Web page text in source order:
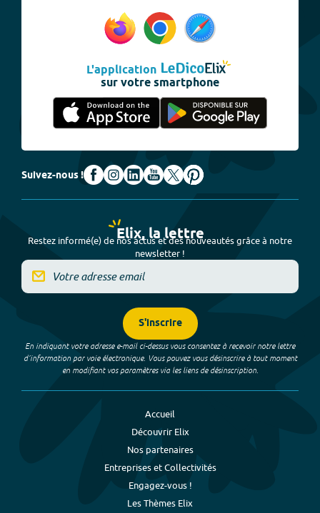
L'application
sur votre smartphone
Suivez-nous !
Elix, la lettre
Restez informé(e) de nos actus et des nouveautés grâce à notre
newsletter !
S'inscrire
En indiquant votre adresse e-mail ci-dessus vous consentez à recevoir notre lettre
d’information par voie électronique. Vous pouvez vous désinscrire à tout moment
en modifiant vos paramètres via les liens de désinscription.
Accueil
Découvrir Elix
Nos partenaires
Entreprises et Collectivités
Engagez-vous !
Les Thèmes Elix